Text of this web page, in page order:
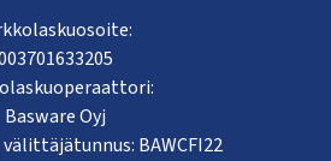
Basware Oyj
BAWCFI22